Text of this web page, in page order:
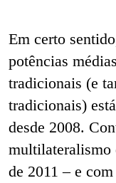
Em certo
potências
tradicionais (e
tradicionais)
desde 2008.
multilateralismo
de 2011 – e